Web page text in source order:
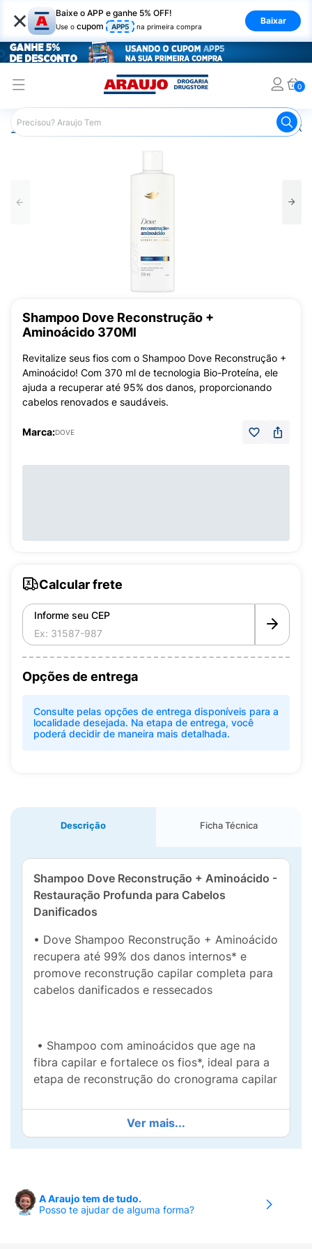
× Baixe o APP e ganhe 5% OFF!
Use o cupom APP5 na primeira compra
Baixar
0
Araujo Cabelo Cabelos Danificados ou
Shampoo Dove Reconstrução +
Aminoácido 370Ml
Revitalize seus fios com o Shampoo Dove Reconstrução +
Aminoácido! Com 370 ml de tecnologia Bio-Proteína, ele
ajuda a recuperar até 95% dos danos, proporcionando
cabelos renovados e saudáveis.
Marca:DOVE
Calcular frete
Informe seu CEP
Opções de entrega
Consulte pelas opções de entrega disponíveis para a
localidade desejada. Na etapa de entrega, você
poderá decidir de maneira mais detalhada.
Descrição Ficha Técnica
Shampoo Dove Reconstrução + Aminoácido -
Restauração Profunda para Cabelos
Danificados
• Dove Shampoo Reconstrução + Aminoácido
recupera até 99% dos danos internos* e
promove reconstrução capilar completa para
cabelos danificados e ressecados
• Shampoo com aminoácidos que age na
fibra capilar e fortalece os fios*, ideal para a
etapa de reconstrução do cronograma capilar
• Tecnologia Bio-Protein patenteada nutre
profundamente e devolve força, brilho e
Ver mais...
A Araujo tem de tudo.
Posso te ajudar de alguma forma?